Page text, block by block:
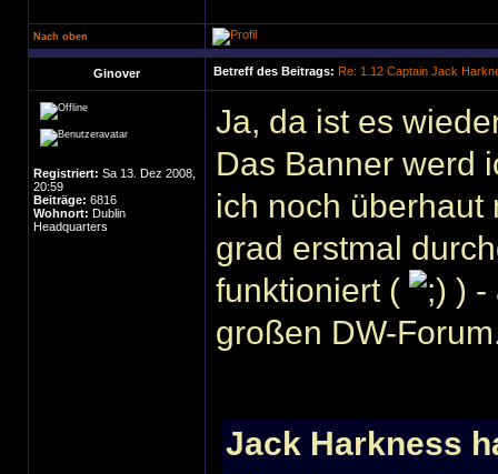
Nach oben
Ginover Betreff des Beitrags: Re: 1.12 Captain Jack
Registriert: Sa 13. Dez 2008,
20:59
Beiträge: 6816
Wohnort: Dublin
Headquarters
Ja, da ist es
Das Banner werd
ich noch überhaut
grad erstmal
funktioniert (
) -
großen DW-
Jack Harkness